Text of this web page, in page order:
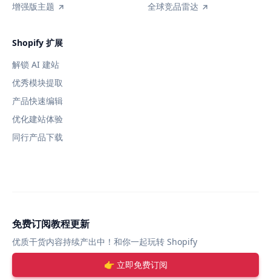
增强版主题
全球竞品雷达
Shopify 扩展
解锁 AI 建站
优秀模块提取
产品快速编辑
优化建站体验
同行产品下载
免费订阅教程更新
优质干货内容持续产出中！和你一起玩转 Shopify
👉 立即免费订阅